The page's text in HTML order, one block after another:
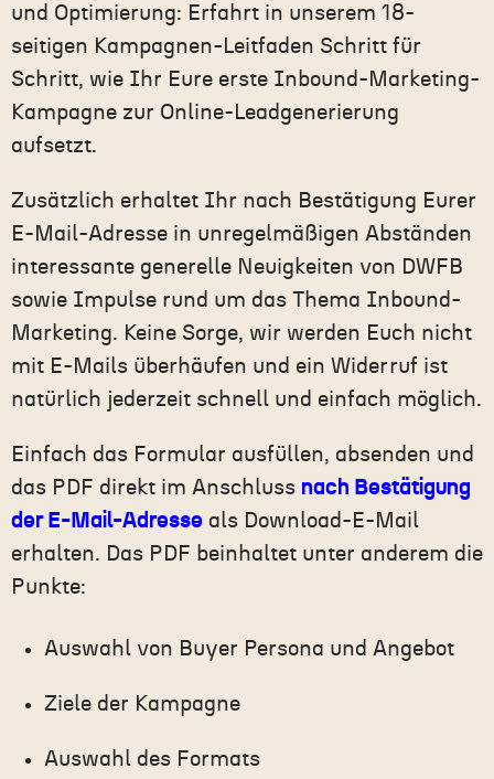
und Optimierung: Erfahrt in unserem 18-
seitigen Kampagnen-Leitfaden Schritt für
Schritt, wie Ihr Eure erste Inbound-Marketing-
Kampagne zur Online-Leadgenerierung
aufsetzt.
Zusätzlich erhaltet Ihr nach Bestätigung Eurer
E-Mail-Adresse in unregelmäßigen Abständen
interessante generelle Neuigkeiten von DWFB
sowie Impulse rund um das Thema Inbound-
Marketing. Keine Sorge, wir werden Euch nicht
mit E-Mails überhäufen und ein Widerruf ist
natürlich jederzeit schnell und einfach möglich.
Einfach das Formular ausfüllen, absenden und
das PDF direkt im Anschluss nach Bestätigung
der E-Mail-Adresse als Download-E-Mail
erhalten. Das PDF beinhaltet unter anderem die
Punkte:
Auswahl von Buyer Persona und Angebot
Ziele der Kampagne
Auswahl des Formats